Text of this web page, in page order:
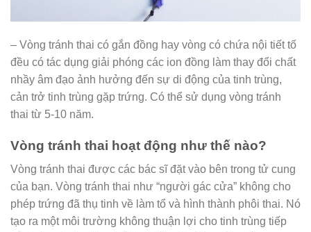
– Vòng tránh thai có gắn đồng hay vòng có chứa nội tiết tố
đều có tác dụng giải phóng các ion đồng làm thay đổi chất
nhầy âm đạo ảnh hưởng đến sự di động của tinh trùng,
cản trở tinh trùng gặp trứng. Có thể sử dụng vòng tránh
thai từ 5-10 năm.
Vòng tránh thai hoạt động như thế nào?
Vòng tránh thai được các bác sĩ đặt vào bên trong tử cung
của bạn. Vòng tránh thai như “người gác cửa” không cho
phép trứng đã thụ tinh về làm tổ và hình thành phôi thai. Nó
tạo ra một môi trường không thuận lợi cho tinh trùng tiếp